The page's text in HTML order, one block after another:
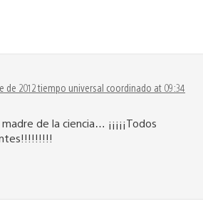
de 2012 tiempo universal coordinado at 09:34
de la ciencia… ¡¡¡¡¡Todos